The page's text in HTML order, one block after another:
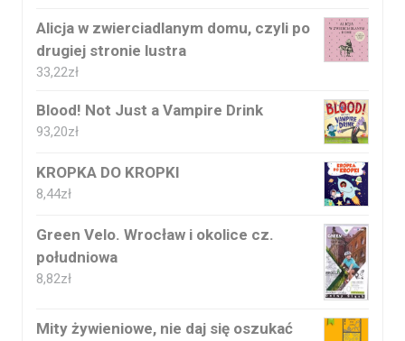
Alicja w zwierciadlanym domu, czyli po
drugiej stronie lustra
33,22zł
Blood! Not Just a Vampire Drink
93,20zł
KROPKA DO KROPKI
8,44zł
Green Velo. Wrocław i okolice cz.
południowa
8,82zł
Mity żywieniowe, nie daj się oszukać